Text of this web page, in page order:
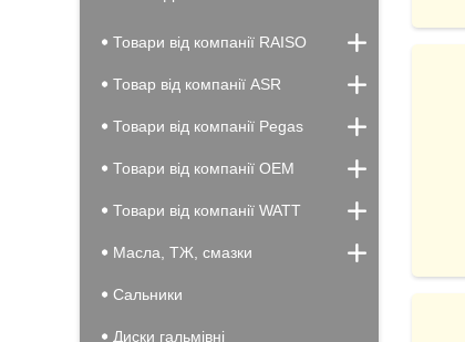
Товари від компанії RAISO
Товар від компанії ASR
Товари від компанії Pegas
Товари від компанії OEM
Товари від компанії WATT
Масла, ТЖ, смазки
Сальники
Диски гальмівні